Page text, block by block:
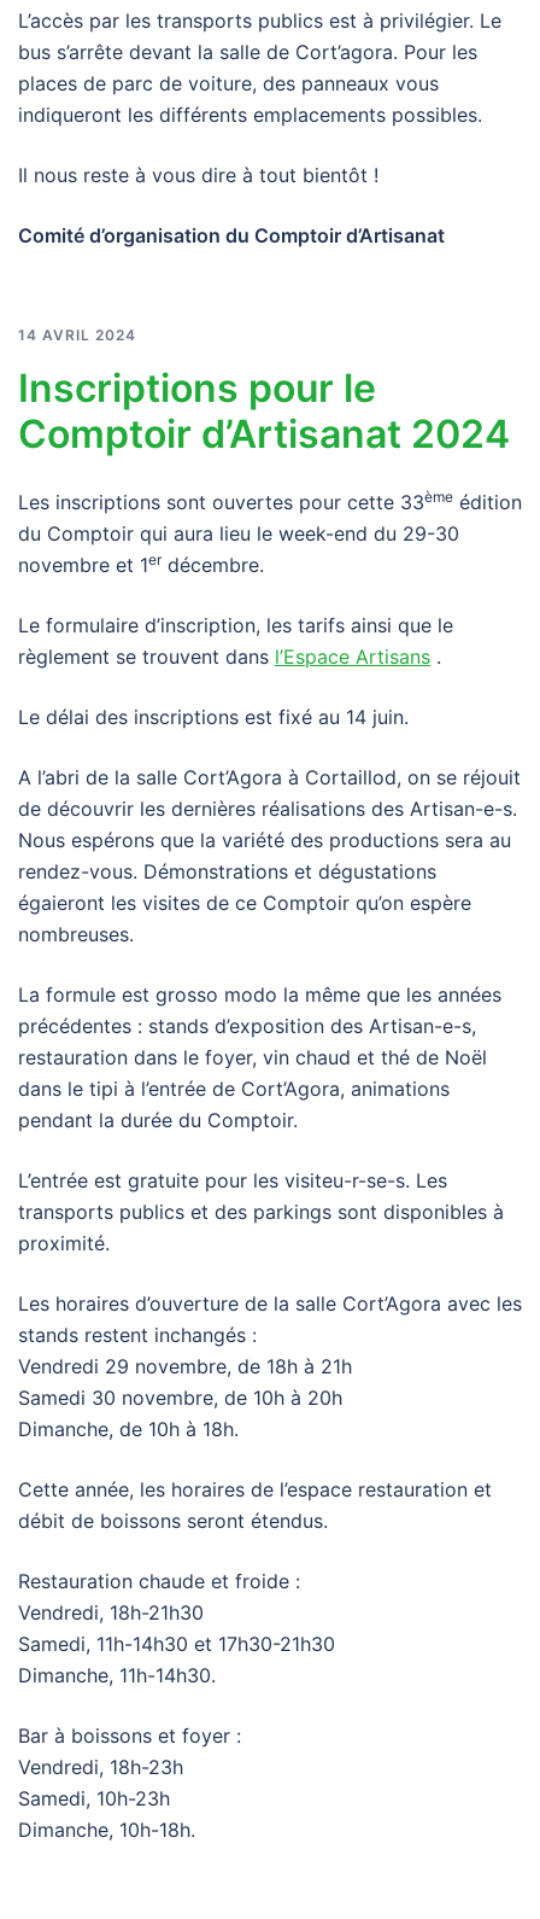
L’accès par les transports publics est à privilégier. Le
bus s’arrête devant la salle de Cort’agora. Pour les
places de parc de voiture, des panneaux vous
indiqueront les différents emplacements possibles.
Il nous reste à vous dire à tout bientôt !
Comité d’organisation du Comptoir d’Artisanat
14 AVRIL 2024
Inscriptions pour le
Comptoir d’Artisanat 2024
Les inscriptions sont ouvertes pour cette 33ème édition
du Comptoir qui aura lieu le week-end du 29-30
novembre et 1erdécembre.
Le formulaire d’inscription, les tarifs ainsi que le
règlement se trouvent dans l’Espace Artisans .
Le délai des inscriptions est fixé au 14 juin.
A l’abri de la salle Cort’Agora à Cortaillod, on se réjouit
de découvrir les dernières réalisations des Artisan-e-s.
Nous espérons que la variété des productions sera au
rendez-vous. Démonstrations et dégustations
égaieront les visites de ce Comptoir qu’on espère
nombreuses.
La formule est grosso modo la même que les années
précédentes : stands d’exposition des Artisan-e-s,
restauration dans le foyer, vin chaud et thé de Noël
dans le tipi à l’entrée de Cort’Agora, animations
pendant la durée du Comptoir.
L’entrée est gratuite pour les visiteu-r-se-s. Les
transports publics et des parkings sont disponibles à
proximité.
Les horaires d’ouverture de la salle Cort’Agora avec les
stands restent inchangés :
Vendredi 29 novembre, de 18h à 21h
Samedi 30 novembre, de 10h à 20h
Dimanche, de 10h à 18h.
Cette année, les horaires de l’espace restauration et
débit de boissons seront étendus.
Restauration chaude et froide :
Vendredi, 18h-21h30
Samedi, 11h-14h30 et 17h30-21h30
Dimanche, 11h-14h30.
Bar à boissons et foyer :
Vendredi, 18h-23h
Samedi, 10h-23h
Dimanche, 10h-18h.